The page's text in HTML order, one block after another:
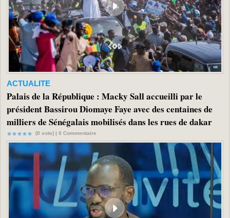
ACTUALITE
Palais de la République : Macky Sall accueilli par le
président Bassirou Diomaye Faye avec des centaines de
milliers de Sénégalais mobilisés dans les rues de dakar
(0 vote) | 0 Commentaire